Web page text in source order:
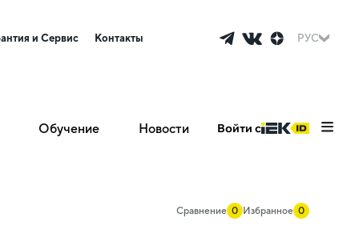
и Сервис Контакты РУС
Обучение Новости Войти с
Сравнение 0 Избранное 0